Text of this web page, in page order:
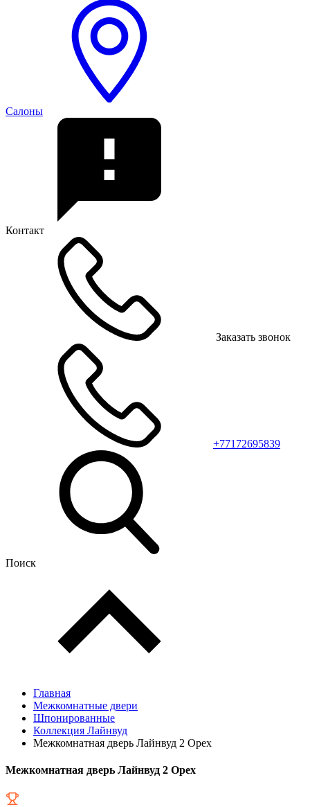
Салоны
Контакт
Заказать звонок
+77172695839
Поиск
Главная
Межкомнатные двери
Шпонированные
Коллекция Лайнвуд
Межкомнатная дверь Лайнвуд 2 Орех
Межкомнатная дверь Лайнвуд 2 Орех